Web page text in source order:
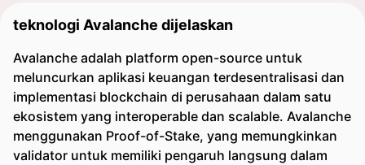
teknologi Avalanche dijelaskan
Avalanche adalah platform open-source untuk
meluncurkan aplikasi keuangan terdesentralisasi dan
implementasi blockchain di perusahaan dalam satu
ekosistem yang interoperable dan scalable. Avalanche
menggunakan Proof-of-Stake, yang memungkinkan
validator untuk memiliki pengaruh langsung dalam